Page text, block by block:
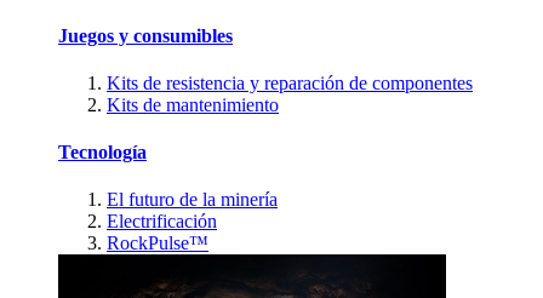
Juegos y consumibles
Kits de resistencia y reparación de componentes
Kits de mantenimiento
Tecnología
El futuro de la minería
Electrificación
RockPulse™